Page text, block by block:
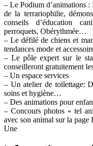
– Le Podium d’animations :
de la terrariophilie,
conseils d’éducation
perroquets, Obérythmée…
– Le défilé de chiens et
tendances mode et
– Le pôle expert sur le
conseilleront gratuitement
– Un espace services
– Un atelier de toilettage:
soins et hygiène…
– Des animations pour
– Concours photos « tel
avec son animal sur la
Une